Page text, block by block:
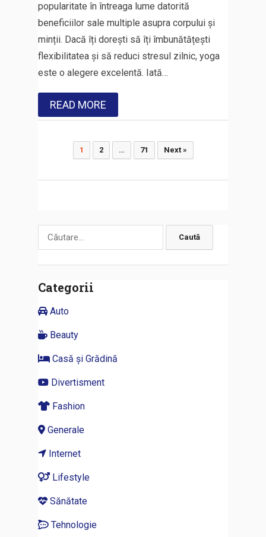
popularitate în întreaga lume datorită
beneficiilor sale multiple asupra corpului și
minții. Dacă îți dorești să îți îmbunătățești
flexibilitatea și să reduci stresul zilnic, yoga
este o alegere excelentă. Iată…
READ MORE
Paginație
articole
1 2 … 71 Next »
Caută
după:
Categorii
Auto
Beauty
Casă și Grădină
Divertisment
Fashion
Generale
Internet
Lifestyle
Sănătate
Tehnologie